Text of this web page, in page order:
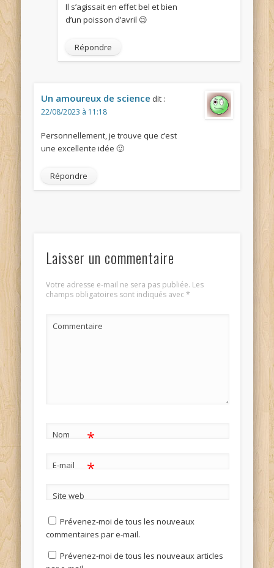
Il s’agissait en effet bel et bien
d’un poisson d’avril 😉
Répondre
Un amoureux de science dit :
22/08/2023 à 11:18
Personnellement, je trouve que c’est
une excellente idée 🙂
Répondre
Laisser un commentaire
Votre adresse e-mail ne sera pas publiée. Les
champs obligatoires sont indiqués avec*
Commentaire
Nom *
E-mail *
Site web
Prévenez-moi de tous les nouveaux
commentaires par e-mail.
Prévenez-moi de tous les nouveaux articles